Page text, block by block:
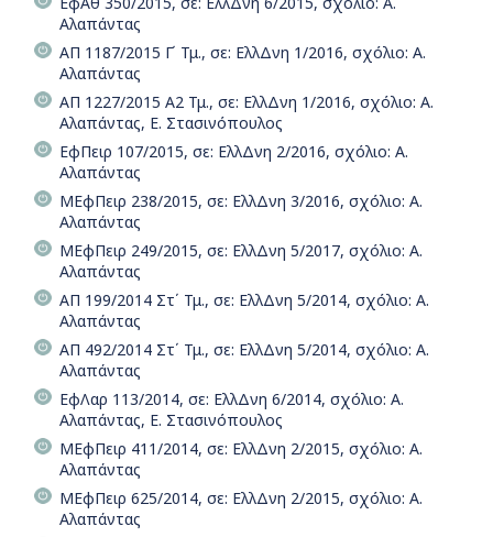
Αλαπάντας
ΑΠ 1187/2015 Γ΄ Τμ., σε: ΕλλΔνη 1/2016, σχόλιο: Α.
Αλαπάντας
ΑΠ 1227/2015 Α2 Τμ., σε: ΕλλΔνη 1/2016, σχόλιο: Α.
Αλαπάντας, Ε. Στασινόπουλος
ΕφΠειρ 107/2015, σε: ΕλλΔνη 2/2016, σχόλιο: Α.
Αλαπάντας
ΜΕφΠειρ 238/2015, σε: ΕλλΔνη 3/2016, σχόλιο: Α.
Αλαπάντας
ΜΕφΠειρ 249/2015, σε: ΕλλΔνη 5/2017, σχόλιο: Α.
Αλαπάντας
ΑΠ 199/2014 Στ΄ Τμ., σε: ΕλλΔνη 5/2014, σχόλιο: Α.
Αλαπάντας
ΑΠ 492/2014 Στ΄ Τμ., σε: ΕλλΔνη 5/2014, σχόλιο: Α.
Αλαπάντας
ΕφΛαρ 113/2014, σε: ΕλλΔνη 6/2014, σχόλιο: Α.
Αλαπάντας, Ε. Στασινόπουλος
ΜΕφΠειρ 411/2014, σε: ΕλλΔνη 2/2015, σχόλιο: Α.
Αλαπάντας
ΜΕφΠειρ 625/2014, σε: ΕλλΔνη 2/2015, σχόλιο: Α.
Αλαπάντας